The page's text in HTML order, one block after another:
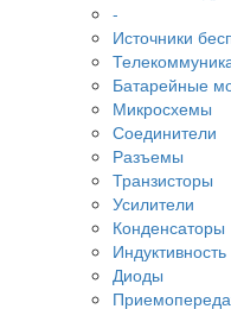
-
Источники
Батарейные
Микросхемы
Соединители
Разъемы
Транзисторы
Усилители
Конденсаторы
Индуктивность
Диоды